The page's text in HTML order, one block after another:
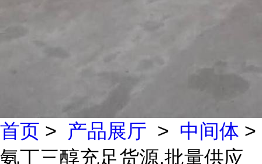
首页 > 产品展厅 > 中间体 >
氨丁三醇充足货源,批量供应